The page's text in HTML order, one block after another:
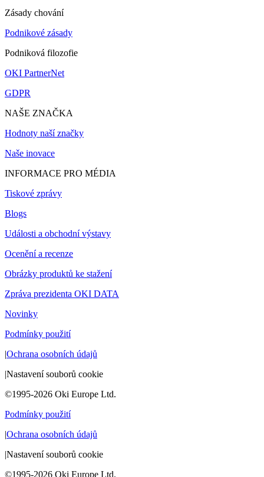
Zásady chování
Podnikové zásady
Podniková filozofie
OKI PartnerNet
GDPR
NAŠE ZNAČKA
Hodnoty naší značky
Naše inovace
INFORMACE PRO MÉDIA
Tiskové zprávy
Blogs
Události a obchodní výstavy
Ocenění a recenze
Obrázky produktů ke stažení
Zpráva prezidenta OKI DATA
Novinky
Podmínky použití
|Ochrana osobních údajů
|Nastavení souborů cookie
©1995-2026 Oki Europe Ltd.
Podmínky použití
|Ochrana osobních údajů
|Nastavení souborů cookie
©1995-2026 Oki Europe Ltd.